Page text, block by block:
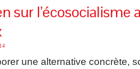
sur l’écosocialisme
une alternative concrète,